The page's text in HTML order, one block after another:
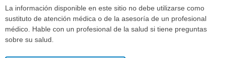
La información disponible en este sitio no debe utilizarse como
sustituto de atención médica o de la asesoría de un profesional
médico. Hable con un profesional de la salud si tiene preguntas
sobre su salud.